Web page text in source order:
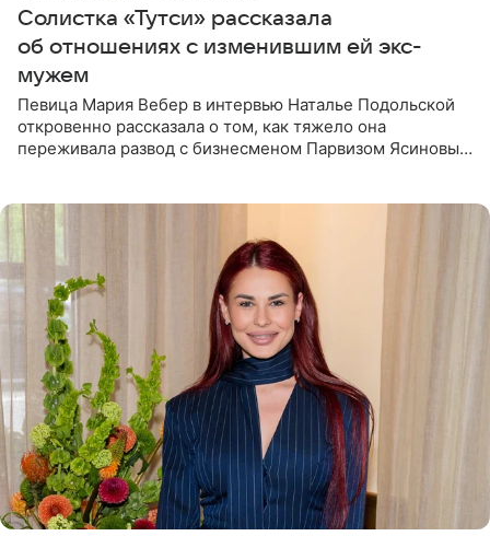
Солистка «Тутси» рассказала
об отношениях с изменившим ей экс-
мужем
Певица Мария Вебер в интервью Наталье Подольской
откровенно рассказала о том, как тяжело она
переживала развод с бизнесменом Парвизом Ясиновым.